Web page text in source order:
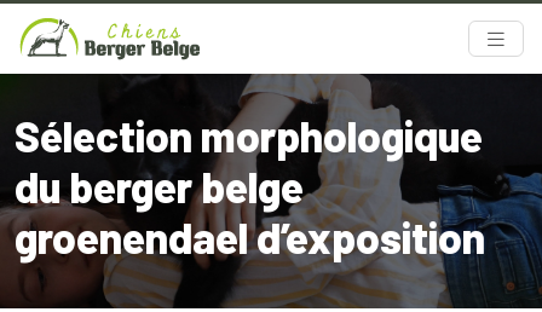
Sélection morphologique
du berger belge
groenendael d’exposition